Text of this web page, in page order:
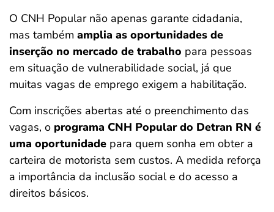
O CNH Popular não apenas garante cidadania,
mas também amplia as oportunidades de
inserção no mercado de trabalho para pessoas
em situação de vulnerabilidade social, já que
muitas vagas de emprego exigem a habilitação.
Com inscrições abertas até o preenchimento das
vagas, o programa CNH Popular do Detran RN é
uma oportunidade para quem sonha em obter a
carteira de motorista sem custos. A medida reforça
a importância da inclusão social e do acesso a
direitos básicos.